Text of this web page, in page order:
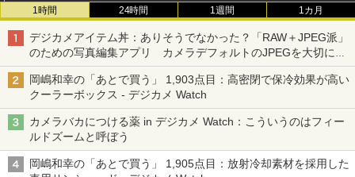
1時間 24時間 1週間 1カ月
デジカメアイテム丼：ありそうでなかった？「RAW＋JPEG派」
のための写真編集アプリ カメラデフォルトのJPEGを大切にす
る「Filmator」
岡嶋和幸の「あとで買う」 1,903点目：高密閉で保冷効果が高い
クーラーボックス - デジカメ Watch
カメラバカにつける薬 in デジカメ Watch：こういうのはフィー
ルドズームと呼ぼう
岡嶋和幸の「あとで買う」 1,905点目：放射冷却素材を採用した